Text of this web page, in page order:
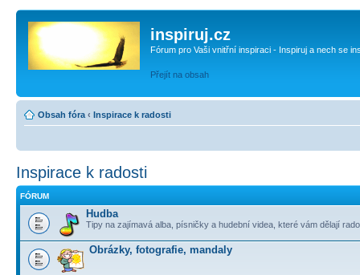
inspiruj.cz
Fórum pro Vaši vnitřní inspiraci - Inspiruj a nech se
Přejít na obsah
Obsah fóra ‹ Inspirace k radosti
Inspirace k radosti
FÓRUM
Hudba
Tipy na zajímavá alba, písničky a hudební videa, které vám dělají
Obrázky, fotografie, mandaly